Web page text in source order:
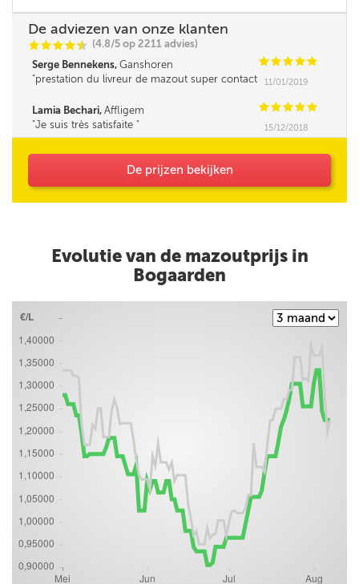
De adviezen van onze klanten
CCCCi
@ (4.8/5 op 2211 advies)
Serge Bennekens, Ganshoren CCCCC
prestation du livreur de mazout super contact
11/01/2019
Lamia Bechari, Affligem CCCCC
Je suis très satisfaite
15/12/2018
De prijzen bekijken
Evolutie van de mazoutprijs in
Bogaarden